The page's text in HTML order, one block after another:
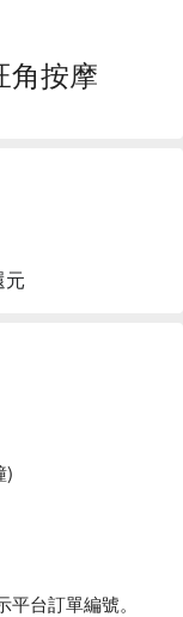
角按摩
元
)
台訂單編號。